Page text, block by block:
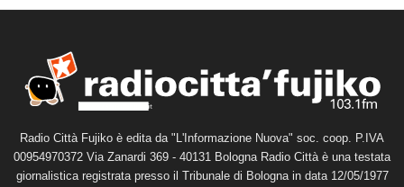
Radio Città Fujiko è edita da "L'Informazione Nuova" soc. coop. P.IVA
00954970372 Via Zanardi 369 - 40131 Bologna Radio Città è una testata
giornalistica registrata presso il Tribunale di Bologna in data 12/05/1977